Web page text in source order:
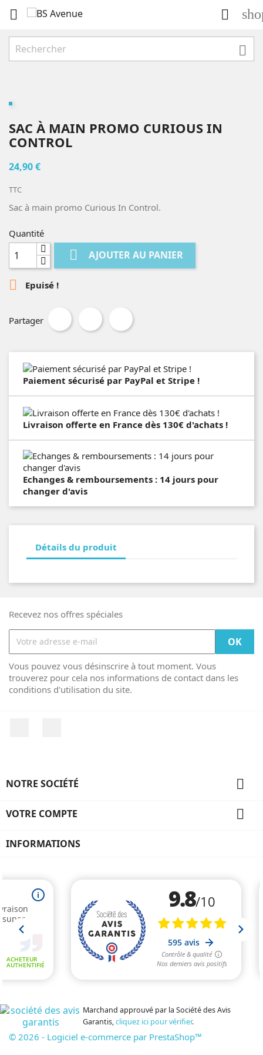
 

SAC À MAIN PROMO CURIOUS IN
CONTROL
24,90 €
TTC
Sac à main promo Curious In Control.
Quantité
 AJOUTER AU PANIER
 Epuisé !
Partager
Paiement sécurisé par PayPal et Stripe !
Livraison offerte en France dès 130€ d'achats !
Echanges & remboursements : 14 jours pour
changer d'avis
Détails du produit
Recevez nos offres spéciales
Vous pouvez vous désinscrire à tout moment. Vous
trouverez pour cela nos informations de contact dans les
conditions d'utilisation du site.
NOTRE SOCIÉTÉ 
VOTRE COMPTE 
INFORMATIONS
Marchand approuvé par la Société des Avis
Garantis,cliquez ici pour vérifier.
© 2026 - Logiciel e-commerce par PrestaShop™